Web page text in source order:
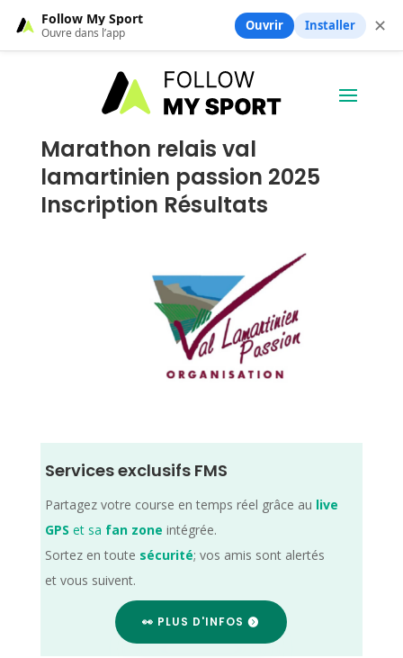
Marathon relais val
lamartinien passion 2025
Inscription Résultats
Services exclusifs FMS
Partagez votre course en temps réel grâce au live
GPS et sa fan zone intégrée.
Sortez en toute sécurité; vos amis sont alertés
et vous suivent.
👀 PLUS D'INFOS
Follow My Sport
Ouvre dans l’app Ouvrir Installer ✕